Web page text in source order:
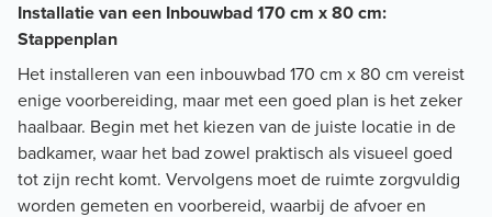
Installatie van een Inbouwbad 170 cm x 80 cm:
Stappenplan
Het installeren van een inbouwbad 170 cm x 80 cm vereist
enige voorbereiding, maar met een goed plan is het zeker
haalbaar. Begin met het kiezen van de juiste locatie in de
badkamer, waar het bad zowel praktisch als visueel goed
tot zijn recht komt. Vervolgens moet de ruimte zorgvuldig
worden gemeten en voorbereid, waarbij de afvoer en